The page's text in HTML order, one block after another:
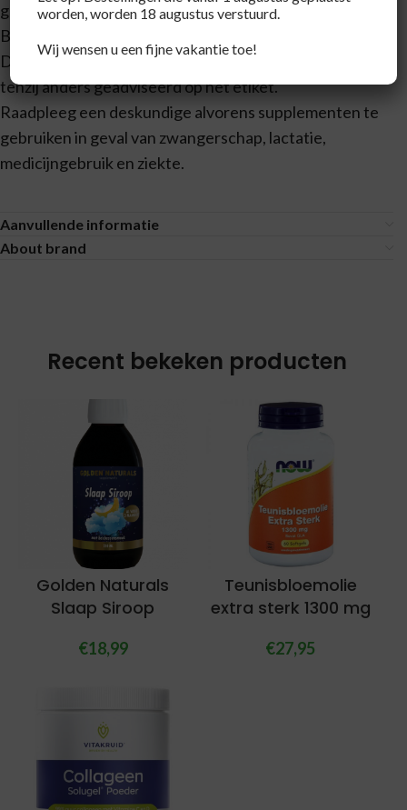
gevarieerde voeding.
Buiten bereik van jonge kinderen houden.
Droog, afgesloten en bij kamertemperatuur bewaren,
tenzij anders geadviseerd op het etiket.
Raadpleeg een deskundige alvorens supplementen te
gebruiken in geval van zwangerschap, lactatie,
medicijngebruik en ziekte.
Aanvullende informatie
About brand
Recent bekeken producten
Golden Naturals
Slaap Siroop
€18,99
Teunisbloemolie
extra sterk 1300 mg
€27,95
worden, worden 18 augustus verstuurd.
Wij wensen u een fijne vakantie toe!